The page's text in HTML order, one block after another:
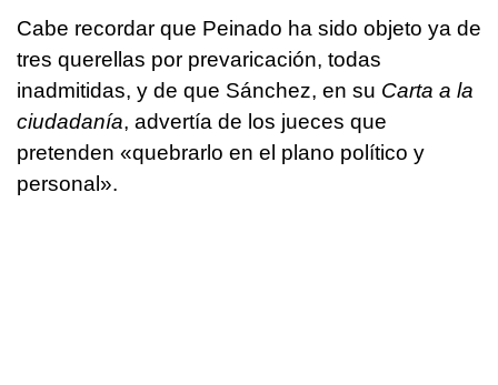
Cabe recordar que Peinado ha sido objeto ya de
tres querellas por prevaricación, todas
inadmitidas, y de que Sánchez, en su Carta a la
ciudadanía, advertía de los jueces que
pretenden «quebrarlo en el plano político y
personal».